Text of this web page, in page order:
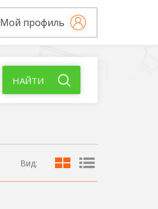
Мой профиль
НАЙТИ
Вид: